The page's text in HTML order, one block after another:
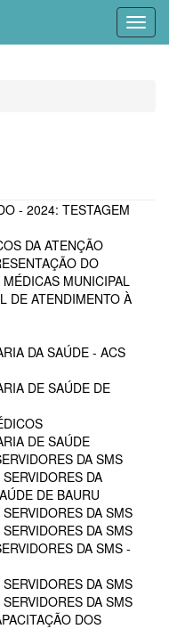
- 2024: TESTAGEM
DA ATENÇÃO
DO
MUNICIPAL
DE ATENDIMENTO À
DA SAÚDE - ACS
DE SAÚDE DE
DE SAÚDE
DA SMS
DA
DE BAURU
DA SMS
DA SMS
DA SMS -
DA SMS
DA SMS
DOS